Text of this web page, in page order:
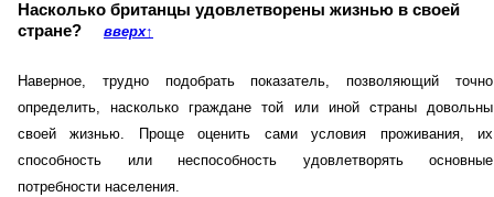
Насколько британцы удовлетворены жизнью в своей
стране? вверх↑
Наверное, трудно подобрать показатель, позволяющий точно
определить, насколько граждане той или иной страны довольны
своей жизнью. Проще оценить сами условия проживания, их
способность или неспособность удовлетворять основные
потребности населения.